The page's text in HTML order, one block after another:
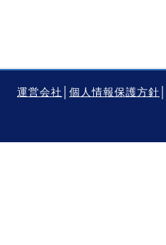
運営会社 個人情報保護方針